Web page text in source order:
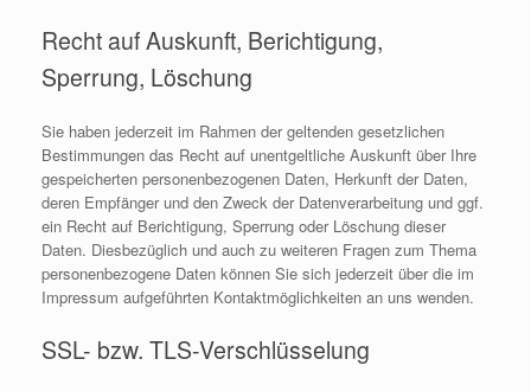
Recht auf Auskunft, Berichtigung,
Sperrung, Löschung
Sie haben jederzeit im Rahmen der geltenden gesetzlichen
Bestimmungen das Recht auf unentgeltliche Auskunft über Ihre
gespeicherten personenbezogenen Daten, Herkunft der Daten,
deren Empfänger und den Zweck der Datenverarbeitung und ggf.
ein Recht auf Berichtigung, Sperrung oder Löschung dieser
Daten. Diesbezüglich und auch zu weiteren Fragen zum Thema
personenbezogene Daten können Sie sich jederzeit über die im
Impressum aufgeführten Kontaktmöglichkeiten an uns wenden.
SSL- bzw. TLS-Verschlüsselung